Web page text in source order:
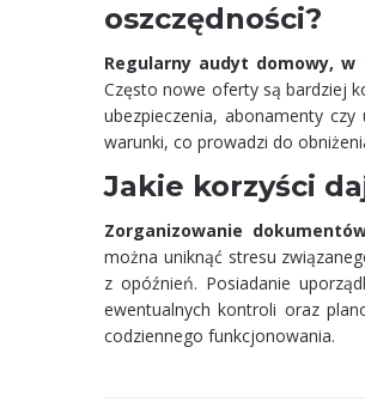
oszczędności?
Regularny audyt domowy,
Często nowe oferty są bardziej
ubezpieczenia, abonamenty
warunki, co prowadzi do
Jakie korzyści
Zorganizowanie
można uniknąć stresu
z opóźnień. Posiadanie
ewentualnych kontroli oraz
codziennego funkcjonowania.